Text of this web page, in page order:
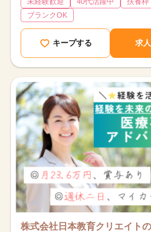
ブランクOK
キープする 求
株式会社日本教育クリエイト